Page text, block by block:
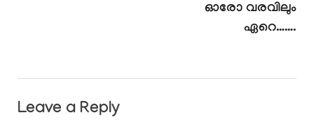
ഓരോ വരവിലും
ഏറെ…….
Leave a Reply